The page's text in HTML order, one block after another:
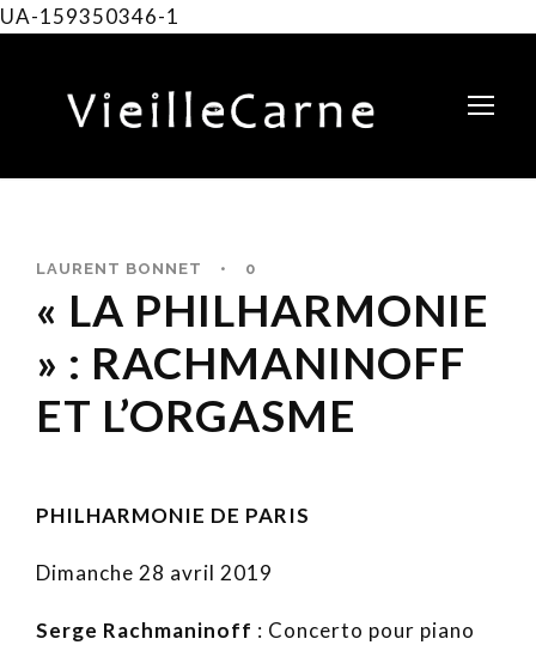
UA-159350346-1
LAURENT BONNET • 0
« LA PHILHARMONIE
» : RACHMANINOFF
ET L’ORGASME
PHILHARMONIE DE PARIS
Dimanche 28 avril 2019
Serge Rachmaninoff : Concerto pour piano